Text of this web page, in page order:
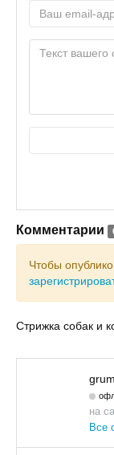
Комментарии
Чтобы
Стрижка собак и
на
Все